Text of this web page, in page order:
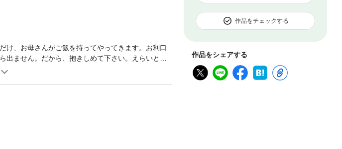
作品をチェックする
作品をシェアする
け、お母さんがご飯を持ってやってきます。お利口
ません。だから、抱きしめて下さい。えらいと言